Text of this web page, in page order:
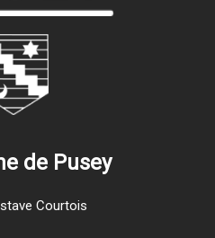
de Pusey
Courtois